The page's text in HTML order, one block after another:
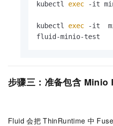
kubectl exec -it
kubectl exec -it
fluid-minio-test
步骤三：准备包含 Minio
Fluid 会把 ThinRuntime 中 Fuse